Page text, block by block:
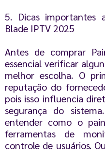
5. Dicas importantes
Blade IPTV 2025
Antes de comprar
essencial verificar
melhor escolha. O
reputação do
pois isso influencia
segurança do
entender como o
ferramentas de
controle de usuários.